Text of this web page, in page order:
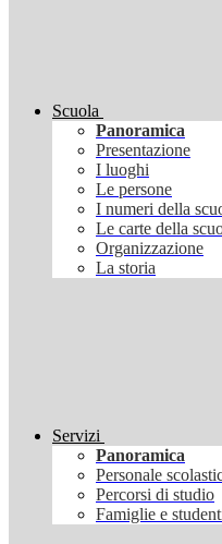
Scuola
Panoramica
Presentazione
I luoghi
Le persone
I numeri della
Le carte della
Organizzazione
La storia
Servizi
Panoramica
Personale
Percorsi di studio
Famiglie e